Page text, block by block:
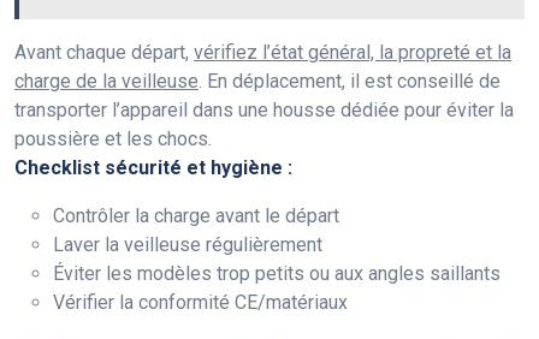
Avant chaque départ, vérifiez l’état général, la propreté et la
charge de la veilleuse . En déplacement, il est conseillé de
transporter l’appareil dans une housse dédiée pour éviter la
poussière et les chocs.
Checklist sécurité et hygiène :
Contrôler la charge avant le départ
Laver la veilleuse régulièrement
Éviter les modèles trop petits ou aux angles saillants
Vérifier la conformité CE/matériaux